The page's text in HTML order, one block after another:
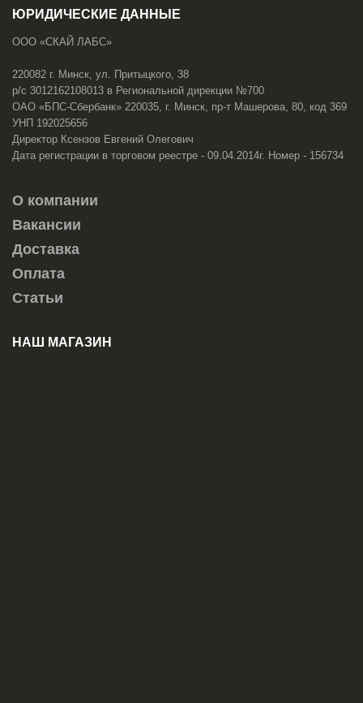
ЮРИДИЧЕСКИЕ ДАННЫЕ
ООО «СКАЙ ЛАБС»
220082 г. Минск, ул. Притыцкого, 38
р/с 3012162108013 в Региональной дирекции №700
ОАО «БПС-Сбербанк» 220035, г. Минск, пр-т Машерова, 80, код 369
УНП 192025656
Директор Ксензов Евгений Олегович
Дата регистрации в торговом реестре - 09.04.2014г. Номер - 156734
О компании
Вакансии
Доставка
Оплата
Статьи
НАШ МАГАЗИН